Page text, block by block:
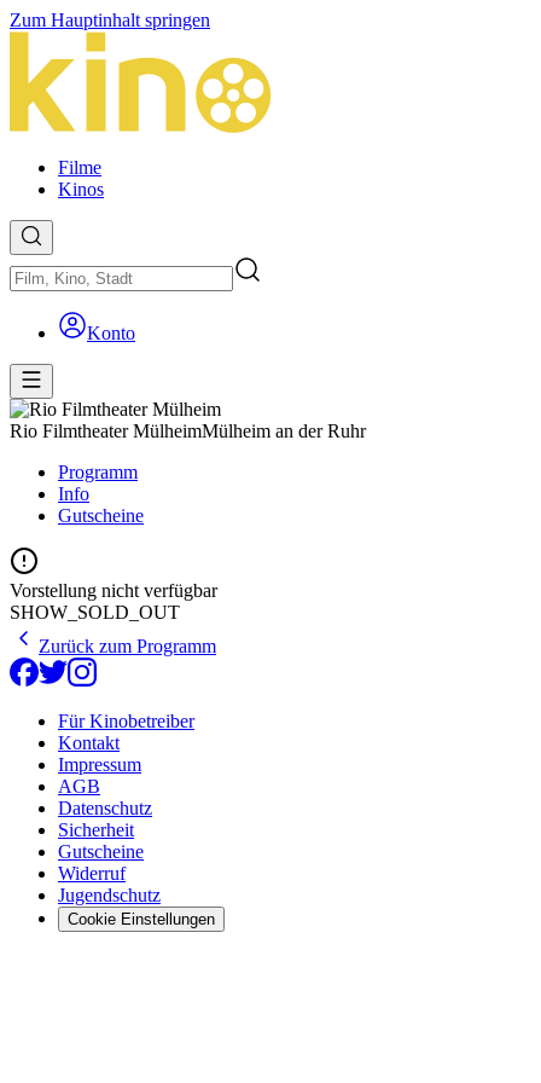
Zum Hauptinhalt springen
Filme
Kinos
Konto
Rio Filmtheater MülheimMülheim an der Ruhr
Programm
Info
Gutscheine
Vorstellung nicht verfügbar
SHOW_SOLD_OUT
Zurück zum Programm
Für Kinobetreiber
Kontakt
Impressum
AGB
Datenschutz
Sicherheit
Gutscheine
Widerruf
Jugendschutz
Cookie Einstellungen